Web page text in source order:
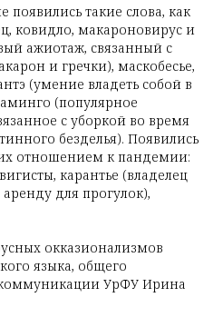
появились такие слова, как
ковидло, макароновирус и
ажиотаж, связанный с
и гречки), маскобесье,
(умение владеть собой в
(популярное
с уборкой во время
безделья). Появились
отношением к пандемии:
карантье (владелец
для прогулок),
окказионализмов
языка, общего
УрФУ Ирина